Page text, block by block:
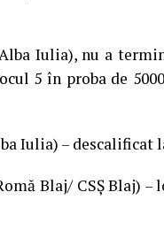
Iulia), nu a
5 în proba de
Iulia) – descalificat
Blaj/ CSȘ Blaj)